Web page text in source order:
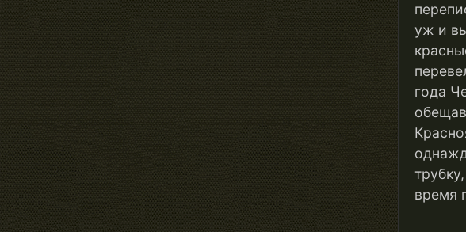
уж и
года
время